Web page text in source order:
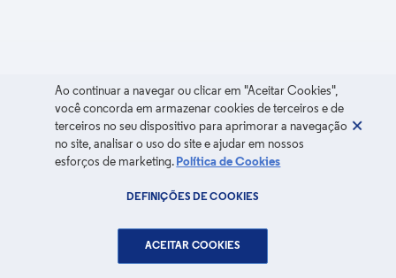
Ao continuar a navegar ou clicar em "Aceitar Cookies",
você concorda em armazenar cookies de terceiros e de
terceiros no seu dispositivo para aprimorar a navegação
no site, analisar o uso do site e ajudar em nossos
esforços de marketing. Política de Cookies
DEFINIÇÕES DE COOKIES
ACEITAR COOKIES